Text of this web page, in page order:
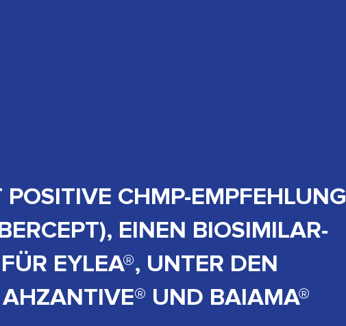
POSITIVE CHMP-EMPFEHLUNG
EINEN BIOSIMILAR-
EYLEA®, UNTER DEN
UND BAIAMA®